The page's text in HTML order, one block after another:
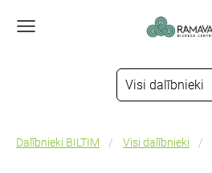
Visi dalībnieki
Dalībnieki BILTIM Visi dalībnieki